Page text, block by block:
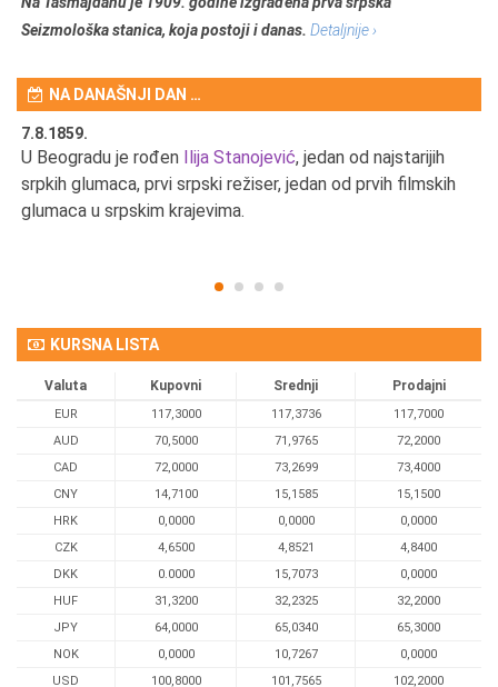
Seizmološka stanica, koja postoji i danas. Detaljnije ›
NA DANAŠNJI DAN …
7.8.1859.
U Beogradu je rođen Ilija Stanojević, jedan od najstarijih
srpkih glumaca, prvi srpski režiser, jedan od prvih filmskih
glumaca u srpskim krajevima.
KURSNA LISTA
Valuta Kupovni Srednji Prodajni
EUR 117,3000 117,3736
117,7000
AUD
70,5000 71,9765
72,2000
CAD
72,0000 73,2699
73,4000
CNY
14,7100 15,1585
15,1500
HRK
0,0000 0,0000
0,0000
CZK
4,6500 4,8521
4,8400
DKK
0.0000 15,7073
0,0000
HUF
31,3200 32,2325
32,2000
JPY
64,0000 65,0340
65,3000
NOK
0,0000 10,7267
0,0000
USD
100,8000 101,7565 102,2000